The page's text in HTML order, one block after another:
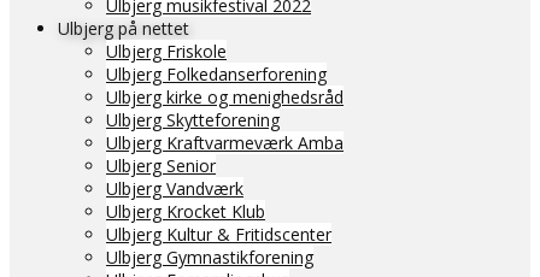
Ulbjerg musikfestival 2022
Ulbjerg på nettet
Ulbjerg Friskole
Ulbjerg Folkedanserforening
Ulbjerg kirke og menighedsråd
Ulbjerg Skytteforening
Ulbjerg Kraftvarmeværk Amba
Ulbjerg Senior
Ulbjerg Vandværk
Ulbjerg Krocket Klub
Ulbjerg Kultur & Fritidscenter
Ulbjerg Gymnastikforening